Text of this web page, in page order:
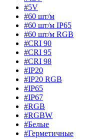
#5V
#60 шт/м
#60 шт/м IP65
#60 шт/м RGB
#CRI 90
#CRI 95
#CRI 98
#IP20
#IP20 RGB
#IP65
#IP67
#RGB
#RGBW
#Белые
#Герметичные